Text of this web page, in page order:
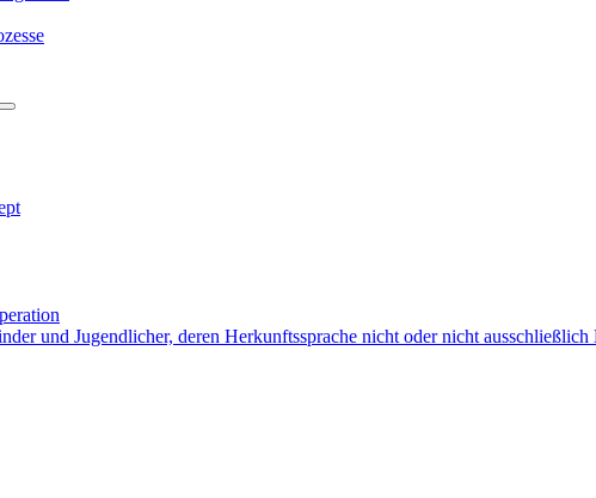
und Jugendlicher, deren Herkunftssprache nicht oder nicht ausschließlich